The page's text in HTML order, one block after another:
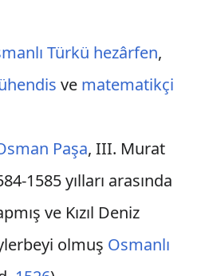
Türkü hezârfen,
ve matematikçi
Paşa, III. Murat
1585 yılları arasında
ve Kızıl Deniz
olmuş Osmanlı